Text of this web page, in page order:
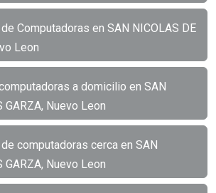
Computadoras en SAN NICOLAS DE
Leon
a domicilio en SAN
GARZA, Nuevo Leon
computadoras cerca en SAN
GARZA, Nuevo Leon